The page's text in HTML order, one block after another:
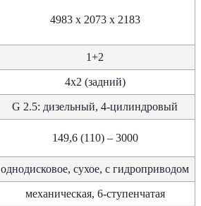
4983 х 2073 х 2183
1+2
4х2 (задний)
G 2.5: дизельный, 4-цилиндровый
149,6 (110) – 3000
однодисковое, сухое, с гидроприводом
механическая, 6-ступенчатая